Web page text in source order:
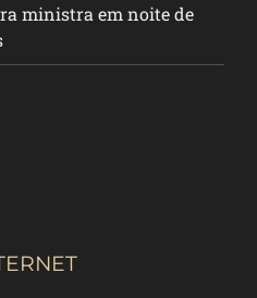
ministra em noite de